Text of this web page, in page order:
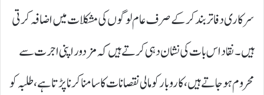
سرکاری دفاتر بند کر کے صرف عام لوگوں کی مشکلات میں اضافہ کرتی
ہیں۔ نقاد اس بات کی نشان دہی کرتے ہیں کہ مزدور اپنی اجرت سے
محروم ہو جاتے ہیں، کاروبار کو مالی نقصانات کا سامنا کرنا پڑتا ہے، طلبہ کو